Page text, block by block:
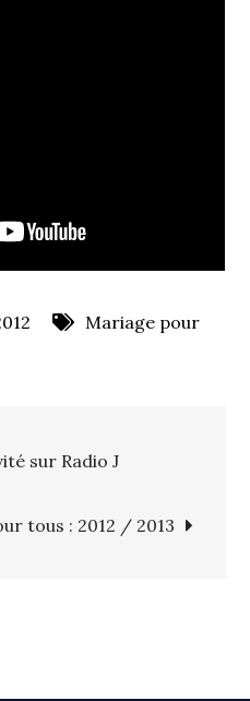
Mariage pour
sur Radio J
tous : 2012 / 2013